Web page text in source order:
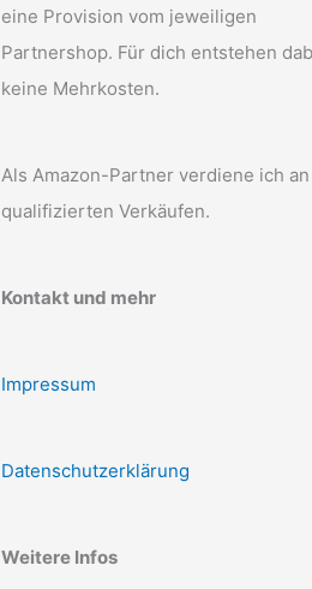
eine Provision vom jeweiligen
Partnershop. Für dich entstehen
keine Mehrkosten.
Als Amazon-Partner verdiene ich an
qualifizierten Verkäufen.
Kontakt und mehr
Impressum
Datenschutzerklärung
Weitere Infos